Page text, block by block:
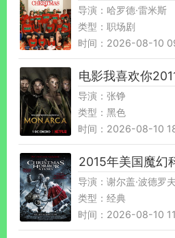
导演：哈罗德·雷米斯
类型：职场剧
时间：2026-08-10
电影我喜欢你
导演：张铮
类型：黑色
时间：2026-08-10
2015年美国魔幻
导演：谢尔盖·波德罗夫
类型：经典
时间：2026-08-10